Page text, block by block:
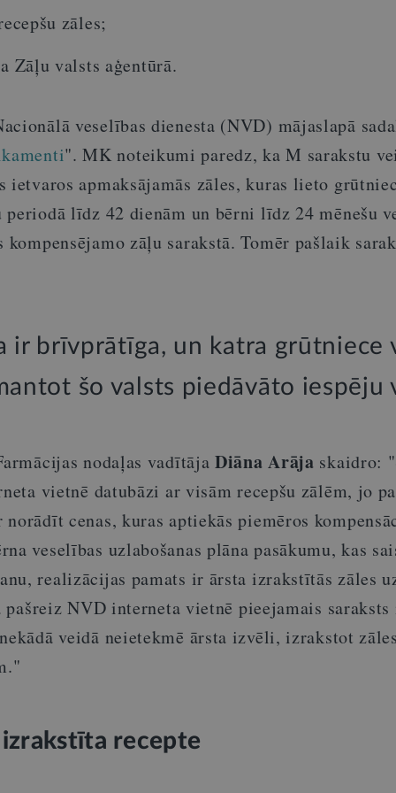
zāles;
Zāļu valsts aģentūrā.
veselības dienesta (NVD) mājaslapā
". MK noteikumi paredz, ka M sarakstu
ietvaros apmaksājamās zāles, kuras lieto
periodā līdz 42 dienām un bērni līdz 24 mēnešu
kompensējamo zāļu sarakstā. Tomēr pašlaik
ir brīvprātīga, un katra grūtniece
šo valsts piedāvāto iespēju
nodaļas vadītāja Diāna Arāja skaidro:
vietnē datubāzi ar visām recepšu zālēm, jo
norādīt cenas, kuras aptiekās piemēros
veselības uzlabošanas plāna pasākumu, kas
realizācijas pamats ir ārsta izrakstītās zāles
NVD interneta vietnē pieejamais
veidā neietekmē ārsta izvēli, izrakstot
recepte